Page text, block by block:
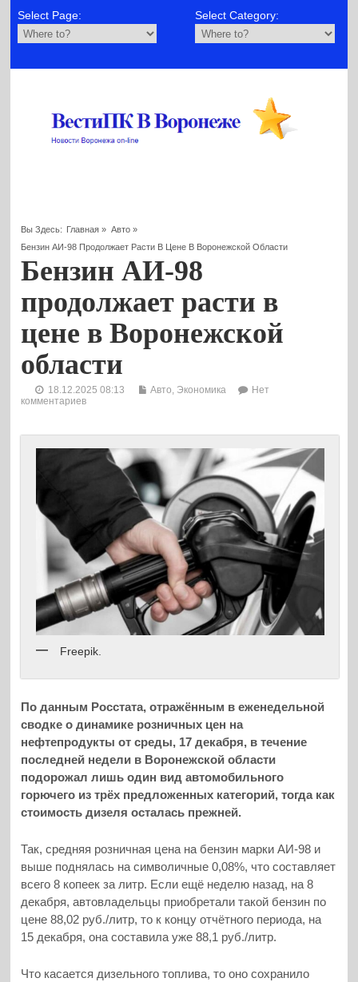
Select Page: Select Category:
Вы Здесь: Главная » Авто»
Бензин АИ-98 Продолжает Расти В Цене В Воронежской Области
Бензин АИ-98
продолжает расти в
цене в Воронежской
области
18.12.2025 08:13 Авто Экономика
Нет
комментариев
Freepik.
По данным Росстата, отражённым в еженедельной
сводке о динамике розничных цен на
нефтепродукты от среды, 17 декабря, в течение
последней недели в Воронежской области
подорожал лишь один вид автомобильного
горючего из трёх предложенных категорий, тогда как
стоимость дизеля осталась прежней.
Так, средняя розничная цена на бензин марки АИ-98 и
выше поднялась на символичные 0,08%, что составляет
всего 8 копеек за литр. Если ещё неделю назад, на 8
декабря, автовладельцы приобретали такой бензин по
цене 88,02 руб./литр, то к концу отчётного периода, на
15 декабря, она составила уже 88,1 руб./литр.
Что касается дизельного топлива, то оно сохранило